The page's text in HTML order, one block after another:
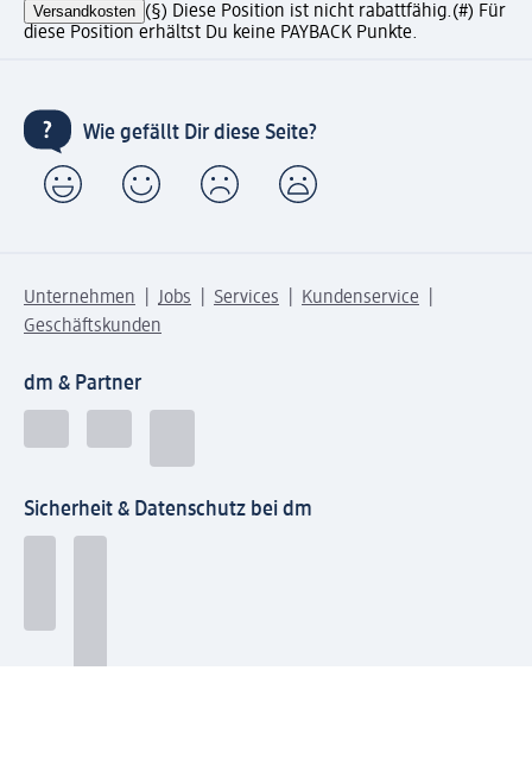
Versandkosten (§) Diese Position ist nicht rabattfähig.(#) Für
diese Position erhältst Du keine PAYBACK Punkte.
Wie gefällt Dir diese Seite?
Unternehmen Jobs Services
Kundenservice
Geschäftskunden
dm & Partner
Sicherheit & Datenschutz bei dm